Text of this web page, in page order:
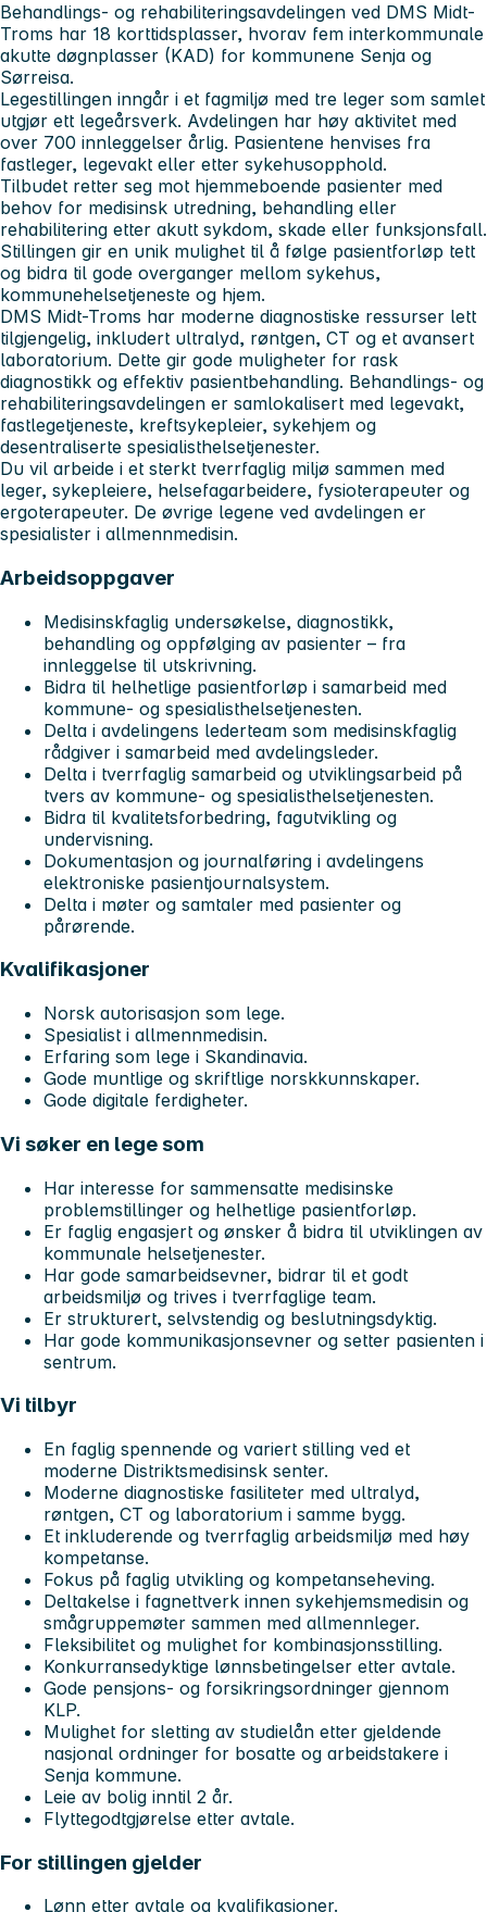
Behandlings- og rehabiliteringsavdelingen ved DMS Midt-
Troms har 18 korttidsplasser, hvorav fem interkommunale
akutte døgnplasser (KAD) for kommunene Senja og
Sørreisa.
Legestillingen inngår i et fagmiljø med tre leger som samlet
utgjør ett legeårsverk. Avdelingen har høy aktivitet med
over 700 innleggelser årlig. Pasientene henvises fra
fastleger, legevakt eller etter sykehusopphold.
Tilbudet retter seg mot hjemmeboende pasienter med
behov for medisinsk utredning, behandling eller
rehabilitering etter akutt sykdom, skade eller funksjonsfall.
Stillingen gir en unik mulighet til å følge pasientforløp tett
og bidra til gode overganger mellom sykehus,
kommunehelsetjeneste og hjem.
DMS Midt-Troms har moderne diagnostiske ressurser lett
tilgjengelig, inkludert ultralyd, røntgen, CT og et avansert
laboratorium. Dette gir gode muligheter for rask
diagnostikk og effektiv pasientbehandling. Behandlings- og
rehabiliteringsavdelingen er samlokalisert med legevakt,
fastlegetjeneste, kreftsykepleier, sykehjem og
desentraliserte spesialisthelsetjenester.
Du vil arbeide i et sterkt tverrfaglig miljø sammen med
leger, sykepleiere, helsefagarbeidere, fysioterapeuter og
ergoterapeuter. De øvrige legene ved avdelingen er
spesialister i allmennmedisin.
Arbeidsoppgaver
Medisinskfaglig undersøkelse, diagnostikk,
behandling og oppfølging av pasienter – fra
innleggelse til utskrivning.
Bidra til helhetlige pasientforløp i samarbeid med
kommune- og spesialisthelsetjenesten.
Delta i avdelingens lederteam som medisinskfaglig
rådgiver i samarbeid med avdelingsleder.
Delta i tverrfaglig samarbeid og utviklingsarbeid på
tvers av kommune- og spesialisthelsetjenesten.
Bidra til kvalitetsforbedring, fagutvikling og
undervisning.
Dokumentasjon og journalføring i avdelingens
elektroniske pasientjournalsystem.
Delta i møter og samtaler med pasienter og
pårørende.
Kvalifikasjoner
Norsk autorisasjon som lege.
Spesialist i allmennmedisin.
Erfaring som lege i Skandinavia.
Gode muntlige og skriftlige norskkunnskaper.
Gode digitale ferdigheter.
Vi søker en lege som
Har interesse for sammensatte medisinske
problemstillinger og helhetlige pasientforløp.
Er faglig engasjert og ønsker å bidra til utviklingen av
kommunale helsetjenester.
Har gode samarbeidsevner, bidrar til et godt
arbeidsmiljø og trives i tverrfaglige team.
Er strukturert, selvstendig og beslutningsdyktig.
Har gode kommunikasjonsevner og setter pasienten i
sentrum.
Vi tilbyr
En faglig spennende og variert stilling ved et
moderne Distriktsmedisinsk senter.
Moderne diagnostiske fasiliteter med ultralyd,
røntgen, CT og laboratorium i samme bygg.
Et inkluderende og tverrfaglig arbeidsmiljø med høy
kompetanse.
Fokus på faglig utvikling og kompetanseheving.
Deltakelse i fagnettverk innen sykehjemsmedisin og
smågruppemøter sammen med allmennleger.
Fleksibilitet og mulighet for kombinasjonsstilling.
Konkurransedyktige lønnsbetingelser etter avtale.
Gode pensjons- og forsikringsordninger gjennom
KLP.
Mulighet for sletting av studielån etter gjeldende
nasjonal ordninger for bosatte og arbeidstakere i
Senja kommune.
Leie av bolig inntil 2 år.
Flyttegodtgjørelse etter avtale.
For stillingen gjelder
Lønn etter avtale og kvalifikasjoner.